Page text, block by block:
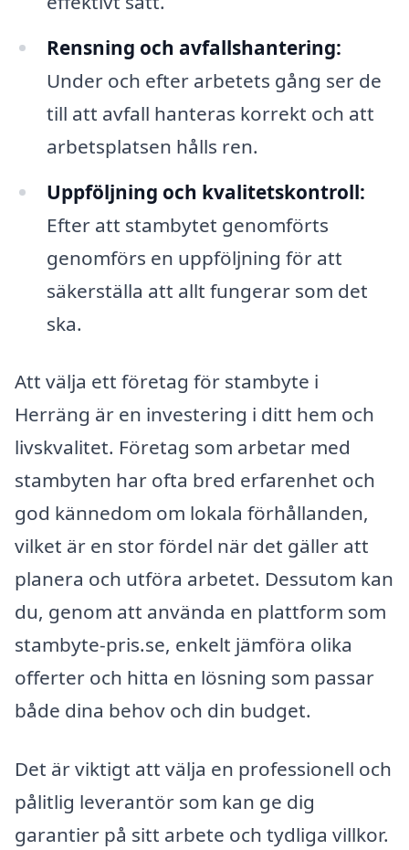
Rensning och avfallshantering:
Under och efter arbetets gång ser de
till att avfall hanteras korrekt och att
arbetsplatsen hålls ren.
Uppföljning och kvalitetskontroll:
Efter att stambytet genomförts
genomförs en uppföljning för att
säkerställa att allt fungerar som det
ska.
Att välja ett företag för stambyte i
Herräng är en investering i ditt hem och
livskvalitet. Företag som arbetar med
stambyten har ofta bred erfarenhet och
god kännedom om lokala förhållanden,
vilket är en stor fördel när det gäller att
planera och utföra arbetet. Dessutom kan
du, genom att använda en plattform som
stambyte-pris.se, enkelt jämföra olika
offerter och hitta en lösning som passar
både dina behov och din budget.
Det är viktigt att välja en professionell och
pålitlig leverantör som kan ge dig
garantier på sitt arbete och tydliga villkor.